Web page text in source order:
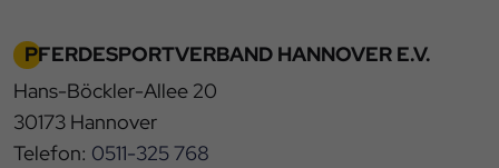
PFERDESPORTVERBAND HANNOVER E.V.
Hans-Böckler-Allee 20
30173 Hannover
Telefon: 0511-325 768